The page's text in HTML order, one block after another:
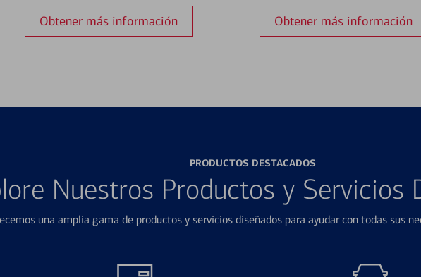
Obtener más información Obtener más información
PRODUCTOS DESTACADOS
Nuestros Productos y Servicios
una amplia gama de productos y servicios diseñados para ayudar con todas sus